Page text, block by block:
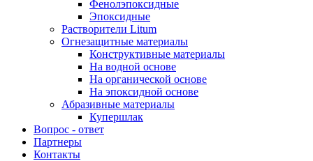
Фенолэпоксидные
Эпоксидные
Растворители Litum
Огнезащитные материалы
Конструктивные материалы
На водной основе
На органической основе
На эпоксидной основе
Абразивные материалы
Купершлак
Вопрос - ответ
Партнеры
Контакты